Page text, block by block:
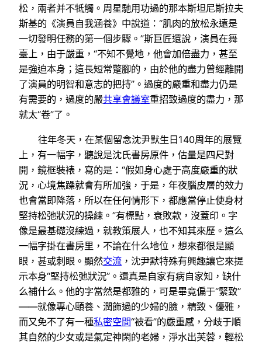
松，兩者并不牴觸。周星馳用功過的那本斯坦尼斯拉夫
斯基的《演員自我涵養》中說道：“肌肉的放松永遠是
一切發明任務的第一個步驟。”斯巨匠還說，演員在舞
臺上，由于嚴重，“不知不覺地，他會加倍盡力，甚至
是強迫本身；這長短常蹩腳的，由於他的盡力曾經離開
了演員的明智和意志的把持”。過度的嚴重和盡力仍是
有需要的，過度的嚴共享會議室重招致過度的盡力，那
就太“卷”了。
往年冬天，在某個留念沈尹默生日140周年的展覽
上，有一幅字，聽說是沈氏書房原件，估量是四尺對
開，鏡框裝裱，寫的是：“假如身心處于高度嚴重的狀
況，心境焦躁就會有所加強，于是，年夜腦皮層的效力
也會當即降落，所以在任何情形下，都應當停止使身材
堅持松弛狀況的操練。”有標點，衰敗款，沒蓋印。字
像是最基礎沒練過，就教策展人，也不知其來歷。這么
一幅字掛在書房里，不論在什么地位，想來都很是顯
眼，甚或刺眼。顯然交流 ，沈尹默特殊有興趣讓它來提
示本身“堅持松弛狀況”。還真是自家有病自家知，缺什
么補什么。他的字當然是都雅的，可是畢竟偏于“緊致”
——就像專心頤養、潤飾過的少婦的臉，精致、優雅，
而又免不了有一種私密空間“被看”的嚴重感，分歧于順
其自然的少女或是氣定神閑的老婦，淨水出芙蓉，輕松